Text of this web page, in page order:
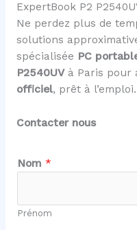
ExpertBook P2
Ne perdez plus de
solutions
spécialisée PC
P2540UVà Paris pour
officiel, prêt à l’emploi.
Contacter nous
Nom *
Prénom